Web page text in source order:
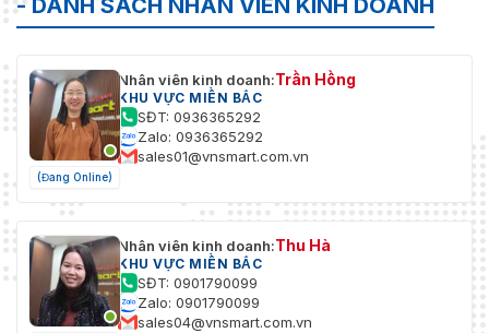
- DANH SÁCH NHÂN VIÊN KINH DOANH
(Đang Online)
Nhân viên kinh doanh:Trần Hồng
KHU VỰC MIỀN BẮC
SĐT: 0936365292
Zalo: 0936365292
sales01@vnsmart.com.vn
Nhân viên kinh doanh:Thu Hà
KHU VỰC MIỀN BẮC
SĐT: 0901790099
Zalo: 0901790099
sales04@vnsmart.com.vn